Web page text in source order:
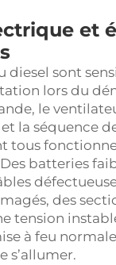
et
diesel sont
lors du
le
la séquence
tous
batteries
des
tension
à feu
s’allumer.